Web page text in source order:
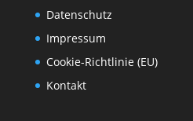
Datenschutz
Impressum
Cookie-Richtlinie (EU)
Kontakt